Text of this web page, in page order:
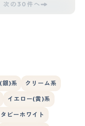
次の30件へ
銀)系 クリーム系
イエロー(黄)系
ビーホワイト